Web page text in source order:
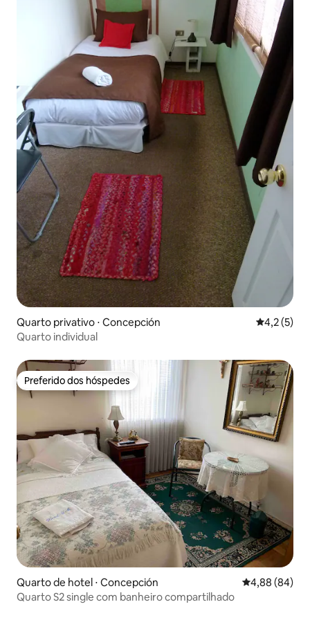
Quarto privativo ⋅ Concepción 4,2 de
4,2 (5)
Quarto individual
Preferido dos hóspedes
Preferido dos hóspedes
Quarto de hotel ⋅ Concepción 4,88 de uma
4,88 (84)
Quarto S2 single com banheiro compartilhado